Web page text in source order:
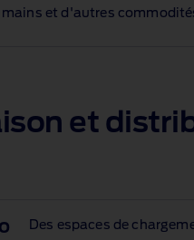
mains et d'autres
et
Des espaces de